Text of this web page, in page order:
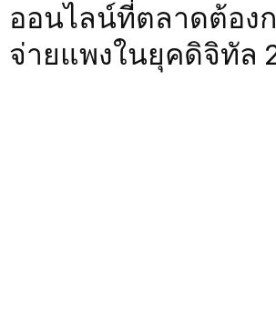
ออนไลน์ที่ตลาดต้อง
จ่ายแพงในยุคดิจิทัล